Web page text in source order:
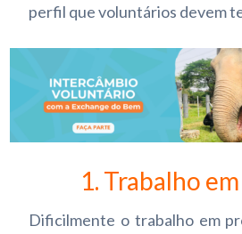
perfil que voluntários devem
1. Trabalho
Dificilmente o trabalho em